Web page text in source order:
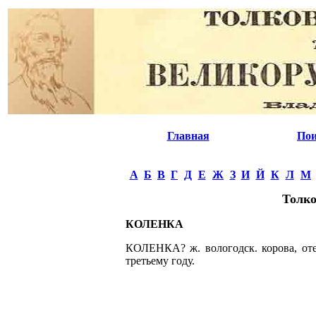
Главная
А Б В Г Д Е Ж З И Й К Л М
КОЛЕНКА
КОЛЕНКА? ж. вологодск. корова,
третьему году.